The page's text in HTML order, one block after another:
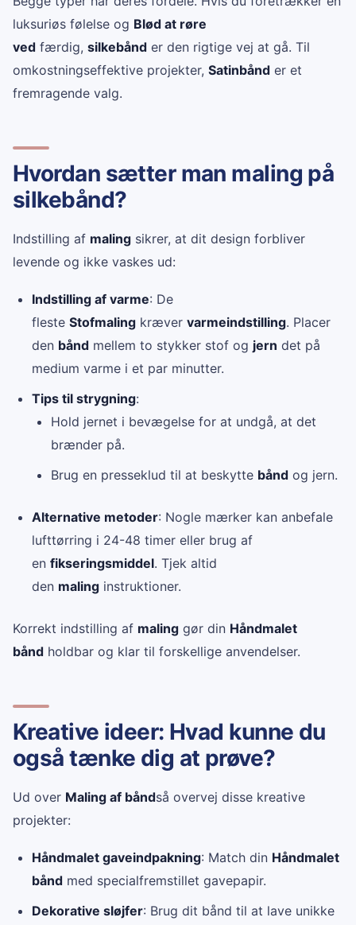
luksuriøs følelse og Blød at røre
ved færdig, silkebånd er den rigtige vej at gå. Til
omkostningseffektive projekter, Satinbånd er et
fremragende valg.
Hvordan sætter man maling på
silkebånd?
Indstilling af maling sikrer, at dit design forbliver
levende og ikke vaskes ud:
Indstilling af varme: De
fleste Stofmaling kræver varmeindstilling. Placer
den bånd mellem to stykker stof og jern det på
medium varme i et par minutter.
Tips til strygning:
Hold jernet i bevægelse for at undgå, at det
brænder på.
Brug en presseklud til at beskytte bånd og jern.
Alternative metoder: Nogle mærker kan anbefale
lufttørring i 24-48 timer eller brug af
en fikseringsmiddel. Tjek altid
den maling instruktioner.
Korrekt indstilling af maling gør din Håndmalet
bånd holdbar og klar til forskellige anvendelser.
Kreative ideer: Hvad kunne du
også tænke dig at prøve?
Ud over Maling af båndså overvej disse kreative
projekter:
Håndmalet gaveindpakning: Match din Håndmalet
bånd med specialfremstillet gavepapir.
Dekorative sløjfer: Brug dit bånd til at lave unikke